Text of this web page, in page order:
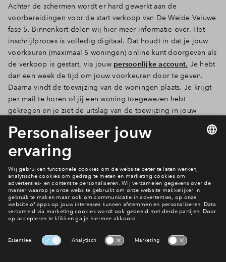
Achter de schermen wordt er hard gewerkt aan de
voorbereidingen voor de start verkoop van De Weide Veluwe
fase 5. Binnenkort delen wij hier meer informatie over. Het
inschrijfproces is volledig digitaal. Dat houdt in dat je jouw
voorkeuren (maximaal 5 woningen) online kunt doorgeven als
de verkoop is gestart, via jouw persoonlijke account. Je hebt
dan een week de tijd om jouw voorkeuren door te geven.
Daarna vindt de toewijzing van de woningen plaats. Je krijgt
per mail te horen of jij een woning toegewezen hebt
gekregen en je ziet de uitslag van de toewijzing in jouw
Tip :
Lees alles over de verkoop- en toewijzingsprocedure op de
Ook wonen in De Weide Veluwe?
Bekijk alle bouwnummers